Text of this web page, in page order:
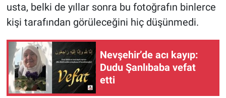
usta, belki de yıllar sonra bu fotoğrafın binlerce
kişi tarafından görüleceğini hiç düşünmedi.
Nevşehir’de acı kayıp:
Dudu Şanlıbaba vefat
etti